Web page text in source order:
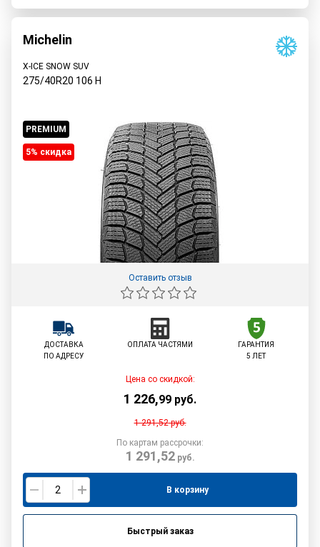
Michelin
X-ICE SNOW SUV
275/40R20 106 H
PREMIUM
5% cкидка
Оставить отзыв
ДОСТАВКА
ПО АДРЕСУ
ОПЛАТА ЧАСТЯМИ
ГАРАНТИЯ
5 ЛЕТ
Цена со скидкой:
1 226,99 руб.
1 291,52руб.
По картам рассрочки:
1 291,52руб.
В корзину
Быстрый заказ